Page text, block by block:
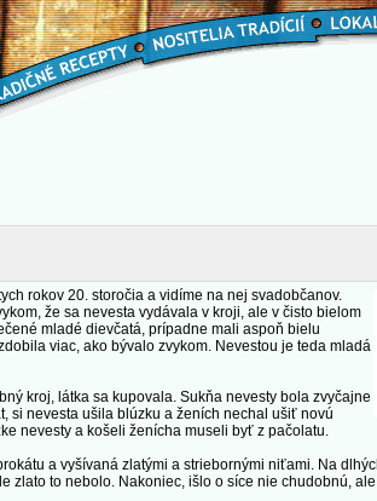
rokov 20. storočia a vidíme na nej svadobčanov.
že sa nevesta vydávala v kroji, ale v čisto bielom
mladé dievčatá, prípadne mali aspoň bielu
viac, ako bývalo zvykom. Nevestou je teda mladá
kroj, látka sa kupovala. Sukňa nevesty bola zvyčajne
si nevesta ušila blúzku a ženích nechal ušiť novú
nevesty a košeli ženícha museli byť z pačolatu.
a vyšívaná zlatými a striebornými niťami. Na
zlato to nebolo. Nakoniec, išlo o síce nie chudobnú,